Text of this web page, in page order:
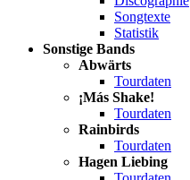
Songtexte
Statistik
Sonstige Bands
Abwärts
Tourdaten
¡Más Shake!
Tourdaten
Rainbirds
Tourdaten
Hagen Liebing